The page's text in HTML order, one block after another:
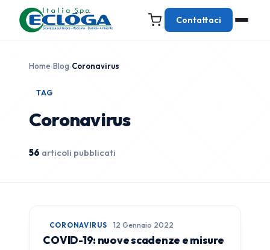
Contattaci
Home›Blog›Coronavirus
TAG
Coronavirus
56 articoli pubblicati
CORONAVIRUS 12 Gennaio 2022
COVID-19: nuove scadenze e misure